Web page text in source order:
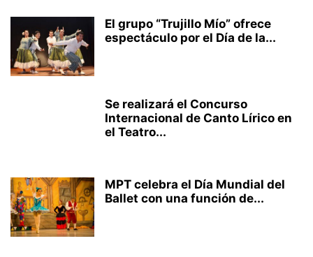
El grupo “Trujillo Mío” ofrece
espectáculo por el Día de la...
Se realizará el Concurso
Internacional de Canto Lírico en
el Teatro...
MPT celebra el Día Mundial del
Ballet con una función de...